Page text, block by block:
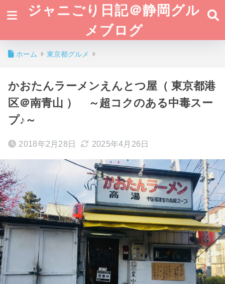
ジャニごり日記＠静岡グル
メブログ
ホーム 東京都グルメ
かおたんラーメンえんとつ屋（ 東京都港
区＠南青山 ） ～超コクのある中毒スー
プ♪～
2018年2月28日 2025年4月26日